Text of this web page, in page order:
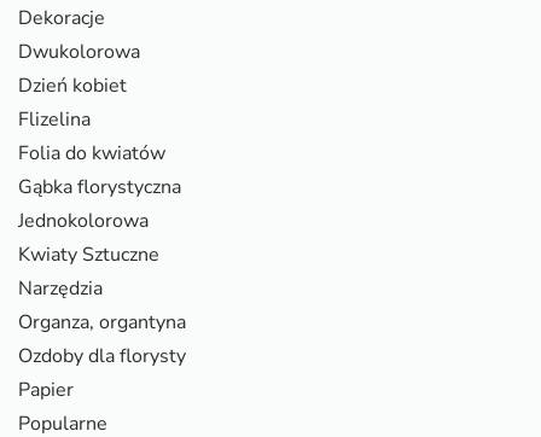
Dekoracje
Dwukolorowa
Dzień kobiet
Flizelina
Folia do kwiatów
Gąbka florystyczna
Jednokolorowa
Kwiaty Sztuczne
Narzędzia
Organza, organtyna
Ozdoby dla florysty
Papier
Popularne